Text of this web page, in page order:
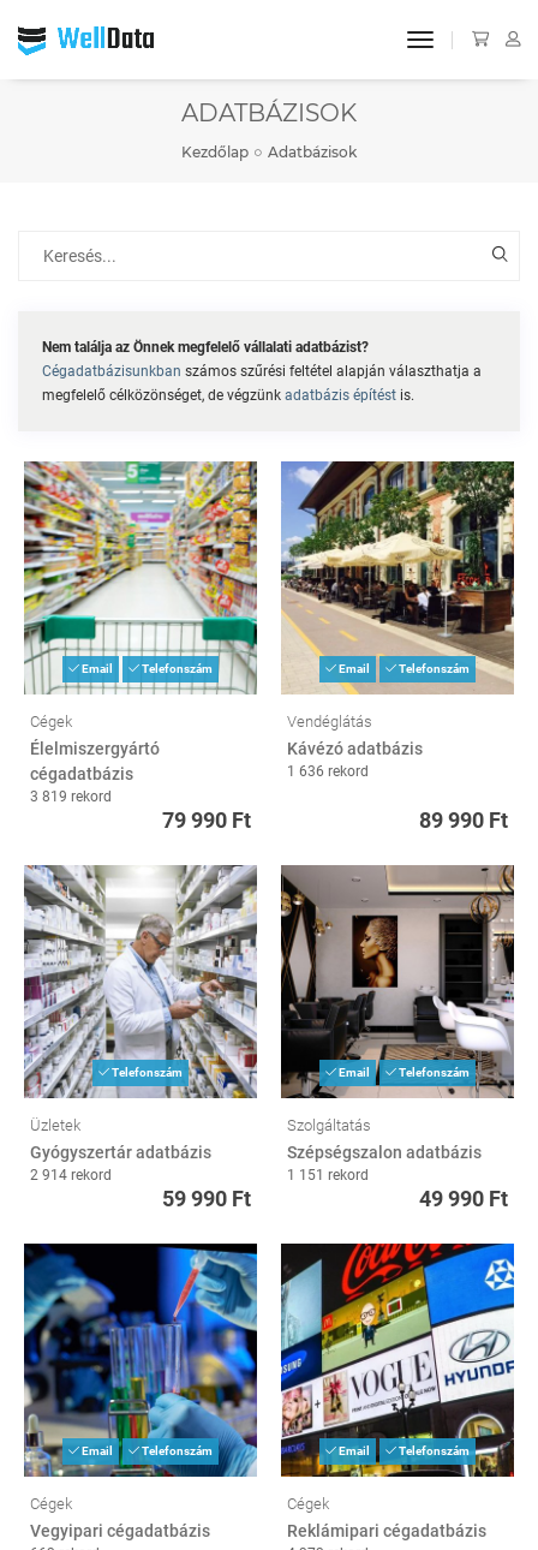
toggle
ADATBÁZISOK
Kezdőlap Adatbázisok
Nem találja az Önnek megfelelő vállalati adatbázist?
Cégadatbázisunkban számos szűrési feltétel alapján választhatja a
megfelelő célközönséget, de végzünk adatbázis építést is.
Email Telefonszám
Cégek
Élelmiszergyártó
cégadatbázis
3 819 rekord
79 990 Ft
Email Telefonszám
Vendéglátás
Kávézó adatbázis
1 636 rekord
89 990 Ft
Telefonszám
Üzletek
Gyógyszertár adatbázis
2 914 rekord
59 990 Ft
Email Telefonszám
Szolgáltatás
Szépségszalon adatbázis
1 151 rekord
49 990 Ft
Email Telefonszám
Cégek
Vegyipari cégadatbázis
Email Telefonszám
Cégek
Reklámipari cégadatbázis